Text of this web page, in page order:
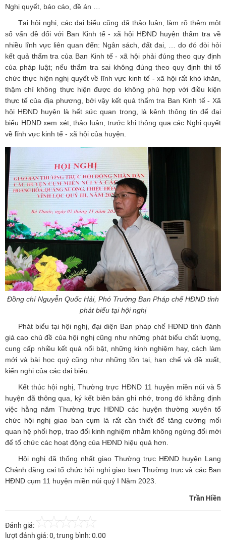
Nghị quyết, báo cáo, đề án …
Tại hội nghị, các đại biểu cũng đã thảo luận, làm rõ thêm một
số vấn đề đối với Ban Kinh tế - xã hội HĐND huyện thẩm tra về
nhiều lĩnh vực liên quan đến: Ngân sách, đất đai, … do đó đòi hỏi
kết quả thẩm tra của Ban Kinh tế - xã hội phải đúng theo quy định
của pháp luật; nếu thẩm tra sai không đúng theo quy định thì tổ
chức thực hiện nghị quyết về lĩnh vực kinh tế - xã hội rất khó khăn,
thậm chí không thực hiện được do không phù hợp với điều kiện
thực tế của địa phương, bởi vậy kết quả thẩm tra Ban Kinh tế - Xã
hội HĐND huyện là hết sức quan trọng, là kênh thông tin để đại
biểu HDND xem xét, thảo luận, trước khi thông qua các Nghị quyết
về lĩnh vực kinh tế - xã hội của huyện.
Đồng chí Nguyễn Quốc Hải, Phó Trưởng Ban Pháp chế HĐND tỉnh
phát biểu tại hội nghị
Phát biểu tại hội nghị, đại diện Ban pháp chế HĐND tỉnh đánh
giá cao chủ đề của hội nghị cũng như những phát biểu chất lượng,
cung cấp nhiều kết quả nổi bật, những kinh nghiệm hay, cách làm
mới và bài học quý cũng như những tồn tại, hạn chế và đề xuất,
kiến nghị của các đại biểu.
Kết thúc hội nghị, Thường trực HĐND 11 huyện miền núi và 5
huyện đã thông qua, ký kết biên bản ghi nhớ, trong đó khẳng định
việc hằng năm Thường trực HĐND các huyện thường xuyên tổ
chức hội nghị giao ban cụm là rất cần thiết để tăng cường mối
quan hệ phối hợp, trao đổi kinh nghiệm nhằm không ngừng đổi mới
để tổ chức các hoạt động của HĐND hiệu quả hơn.
Hội nghị đã thống nhất giao Thường trực HĐND huyện Lang
Chánh đăng cai tổ chức hội nghị giao ban Thường trực và các Ban
HĐND cụm 11 huyện miền núi quý I Năm 2023.
Trần Hiền
Đánh giá:
lượt đánh giá:0, trung bình:0.00